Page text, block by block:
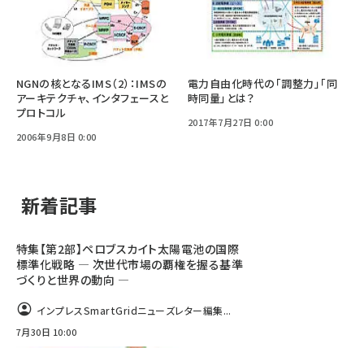
NGNの核となるIMS（2）：IMSの
アーキテクチャ、インタフェースと
プロトコル
2006年9月8日 0:00
電力自由化時代の「調整力」「同
時同量」とは？
2017年7月27日 0:00
新着記事
特集【第2部】ペロブスカイト太陽電池の国際
標準化戦略 ― 次世代市場の覇権を握る基準
づくりと世界の動向 ―
インプレスSmartGridニューズレター編集...
7月30日 10:00